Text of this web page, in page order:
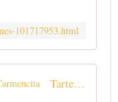
101717953.html
Tarte fondante à la crème fève Tonka poire et chocolat - Cuisine gourmande de Carmencita